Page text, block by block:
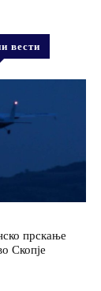
вести
прскање
Скопје